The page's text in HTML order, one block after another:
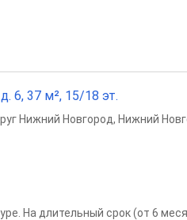
6, 37 м², 15/18 эт.
Нижний Новгород, Нижний
На длительный срок (от 6